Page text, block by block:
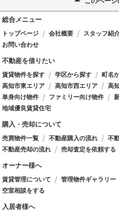
総合メニュー
トップページ 会社概要 スタッフ紹
お問い合わせ
不動産を借りたい
賃貸物件を探す 学区から探す 町名
高知市東エリア
高知市西エリア 高
単身向け物件
ファミリー向け物件
地域優良賃貸住宅
購入・売却について
売買物件一覧 不動産購入の流れ
不
不動産売却の流れ
売却査定を依頼する
オーナー様へ
賃貸管理について 管理物件ギャラリー
空室相談をする
入居者様へ